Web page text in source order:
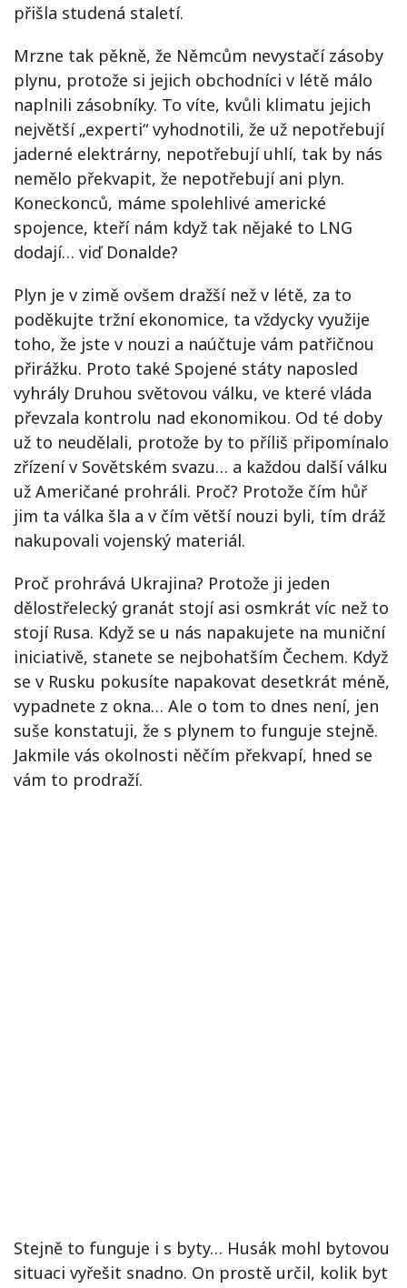
přišla studená staletí.
Mrzne tak pěkně, že Němcům nevystačí zásoby
plynu, protože si jejich obchodníci v létě málo
naplnili zásobníky. To víte, kvůli klimatu jejich
největší „experti“ vyhodnotili, že už nepotřebují
jaderné elektrárny, nepotřebují uhlí, tak by nás
nemělo překvapit, že nepotřebují ani plyn.
Koneckonců, máme spolehlivé americké
spojence, kteří nám když tak nějaké to LNG
dodají… viď Donalde?
Plyn je v zimě ovšem dražší než v létě, za to
poděkujte tržní ekonomice, ta vždycky využije
toho, že jste v nouzi a naúčtuje vám patřičnou
přirážku. Proto také Spojené státy naposled
vyhrály Druhou světovou válku, ve které vláda
převzala kontrolu nad ekonomikou. Od té doby
už to neudělali, protože by to příliš připomínalo
zřízení v Sovětském svazu… a každou další válku
už Američané prohráli. Proč? Protože čím hůř
jim ta válka šla a v čím větší nouzi byli, tím dráž
nakupovali vojenský materiál.
Proč prohrává Ukrajina? Protože ji jeden
dělostřelecký granát stojí asi osmkrát víc než to
stojí Rusa. Když se u nás napakujete na muniční
iniciativě, stanete se nejbohatším Čechem. Když
se v Rusku pokusíte napakovat desetkrát méně,
vypadnete z okna… Ale o tom to dnes není, jen
suše konstatuji, že s plynem to funguje stejně.
Jakmile vás okolnosti něčím překvapí, hned se
vám to prodraží.
Stejně to funguje i s byty… Husák mohl bytovou
situaci vyřešit snadno. On prostě určil, kolik byt